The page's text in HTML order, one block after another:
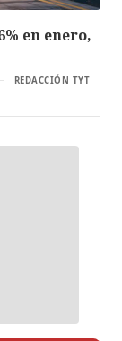
en enero,
REDACCIÓN TYT